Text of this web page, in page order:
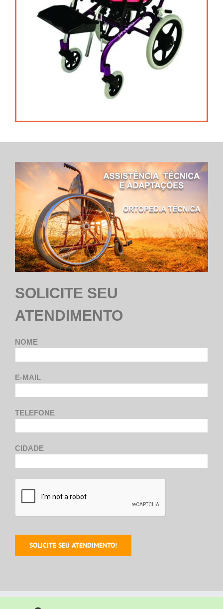
SOLICITE SEU
ATENDIMENTO
NOME
E-MAIL
TELEFONE
CIDADE